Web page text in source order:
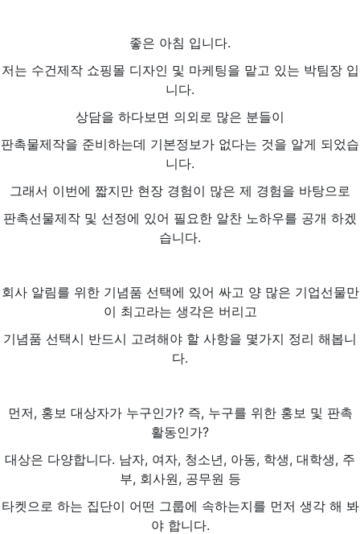
좋은 아침 입니다.
저는 수건제작 쇼핑몰 디자인 및 마케팅을 맡고 있는 박팀장 입
니다.
상담을 하다보면 의외로 많은 분들이
판촉물제작을 준비하는데 기본정보가 없다는 것을 알게 되었습
니다.
그래서 이번에 짧지만 현장 경험이 많은 제 경험을 바탕으로
판촉선물제작 및 선정에 있어 필요한 알찬 노하우를 공개 하겠
습니다.
회사 알림를 위한 기념품 선택에 있어 싸고 양 많은 기업선물만
이 최고라는 생각은 버리고
기념품 선택시 반드시 고려해야 할 사항을 몇가지 정리 해봅니
다.
먼저, 홍보 대상자가 누구인가? 즉, 누구를 위한 홍보 및 판촉
활동인가?
대상은 다양합니다. 남자, 여자, 청소년, 아동, 학생, 대학생, 주
부, 회사원, 공무원 등
타켓으로 하는 집단이 어떤 그룹에 속하는지를 먼저 생각 해 봐
야 합니다.